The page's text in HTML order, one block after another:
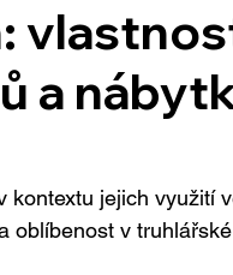
a
jejich využití
oblíbenost v